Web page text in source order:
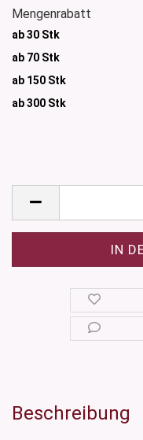
Mengenrabatt
ab 30 Stk
ab 70 Stk
ab 150 Stk
ab 300 Stk
Beschreibung